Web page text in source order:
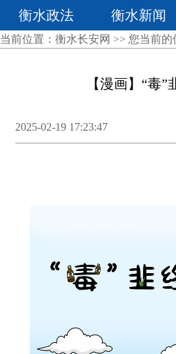
衡水政法 衡水新闻
当前位置： 衡水长安网 >> 您当前的
【漫画】“毒”
2025-02-19 17:23:47